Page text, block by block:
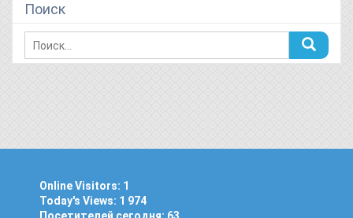
Поиск
Online Visitors: 1
Today's Views: 1 974